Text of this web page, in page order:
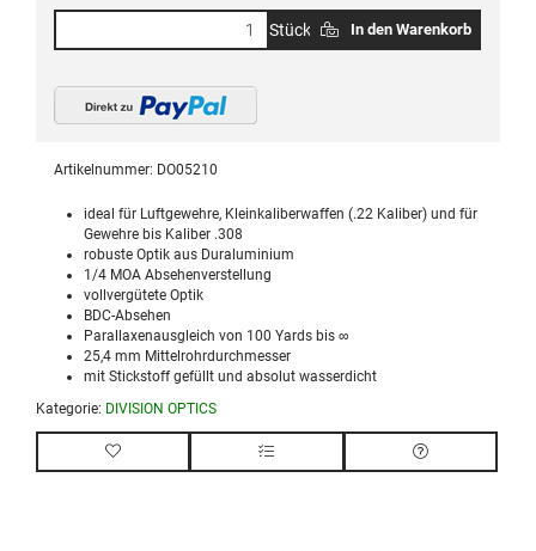
Stück In den Warenkorb
Artikelnummer: DO05210
ideal für Luftgewehre, Kleinkaliberwaffen (.22 Kaliber) und für
Gewehre bis Kaliber .308
robuste Optik aus Duraluminium
1/4 MOA Absehenverstellung
vollvergütete Optik
BDC-Absehen
Parallaxenausgleich von 100 Yards bis ∞
25,4 mm Mittelrohrdurchmesser
mit Stickstoff gefüllt und absolut wasserdicht
Kategorie: DIVISION OPTICS